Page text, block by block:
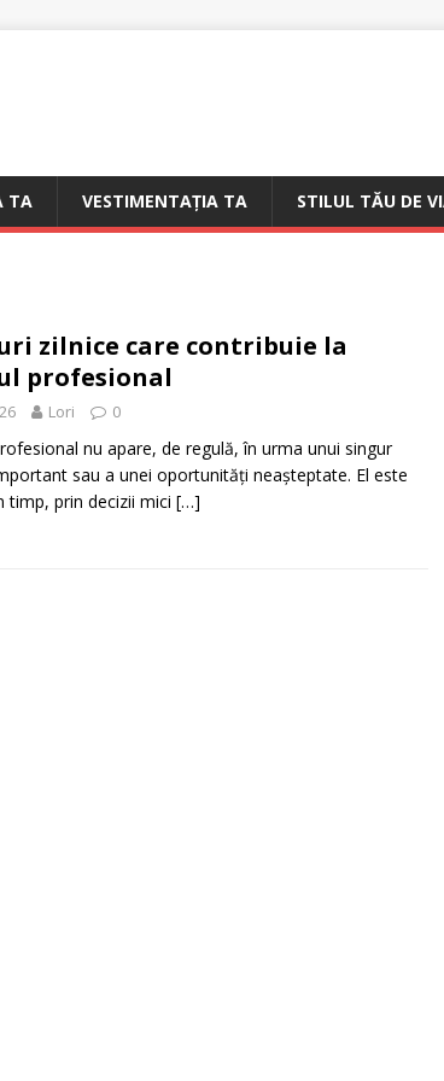
TA VESTIMENTAȚIA TA STILUL TĂU DE
zilnice care contribuie la
profesional
Lori 0
nu apare, de regulă, în urma unui singur
sau a unei oportunități neașteptate. El este
timp, prin decizii mici […]